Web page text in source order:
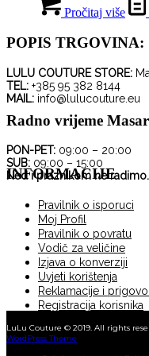
na
bila
290,00 €.
je:
Pročitaj više
POPIS TRGOVINA:
LULU COUTURE STORE:
TEL: +385 95 382 8144
MAIL: info@lulucouture.eu
Radno vrijeme
PON-PET: 09:00 – 20:00
SUB: 09:00 – 15:00
Ned i praznikom ne radimo.
INFORMACIJE
Pravilnik o isporuci
Moj Profil
Pravilnik o povratu
Vodič za veličine
Izjava o konverziji
Uvjeti korištenja
Reklamacije i
Registracija korisnika
KUPNJA NA RATE
LuLu Couture © 2019. All rights
WordPress Theme